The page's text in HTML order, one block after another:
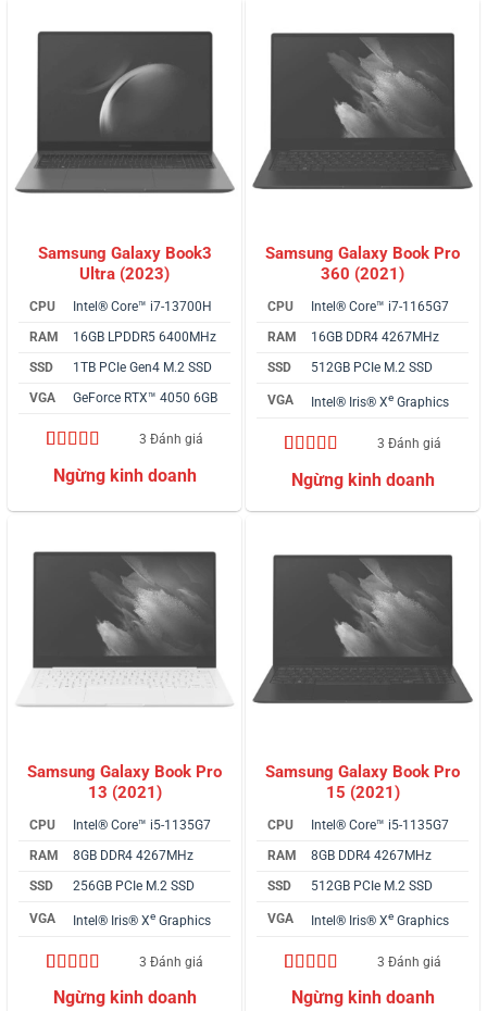
Samsung Galaxy Book3
Ultra (2023)
CPU
Intel® Core™ i7-13700H
RAM
16GB LPDDR5 6400MHz
SSD
1TB PCIe Gen4 M.2 SSD
VGA
GeForce RTX™ 4050 6GB
4.67 trên 5
dựa trên
3
3 Đánh giá
Samsung Galaxy Book Pro
360 (2021)
CPU
Intel® Core™ i7-1165G7
RAM
16GB DDR4 4267MHz
SSD
512GB PCIe M.2 SSD
VGA Intel® Iris® Xe Graphics
4.67 trên 5
dựa trên
3
3 Đánh giá
Samsung Galaxy Book Pro
13 (2021)
CPU
Intel® Core™ i5-1135G7
RAM
8GB DDR4 4267MHz
SSD
256GB PCIe M.2 SSD
VGA Intel® Iris® Xe Graphics
5.00 trên 5
dựa trên
3
3 Đánh giá
Samsung Galaxy Book Pro
15 (2021)
CPU
Intel® Core™ i5-1135G7
RAM
8GB DDR4 4267MHz
SSD
512GB PCIe M.2 SSD
VGA Intel® Iris® Xe Graphics
5.00 trên 5
dựa trên
3
3 Đánh giá